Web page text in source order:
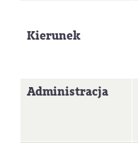
Kierunek
Administracja